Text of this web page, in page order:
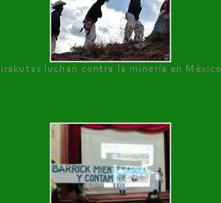
luchan contra la minería en México